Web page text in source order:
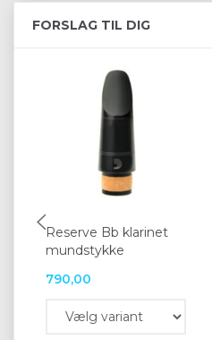
FORSLAG TIL DIG
Reserve Bb klarinet
mundstykke
790,00